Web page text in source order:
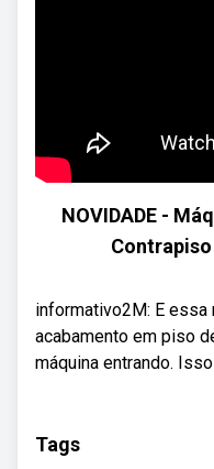
NOVIDADE -
informativo2M: E essa
acabamento em piso
máquina entrando. Isso
Tags